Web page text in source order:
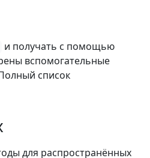
и получать с помощью
вспомогательные
список
для распространённых